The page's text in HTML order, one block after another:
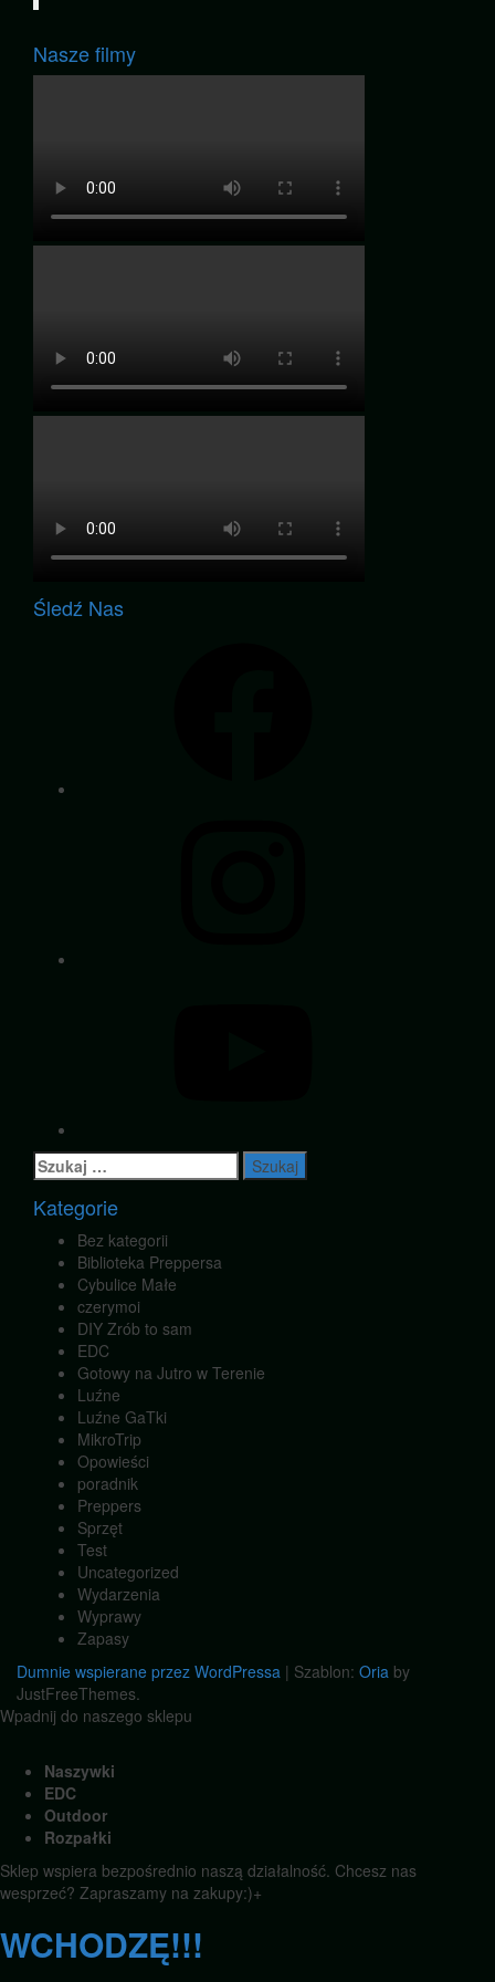
Nasze filmy
Śledź Nas
Szukaj:
Kategorie
Bez kategorii
Biblioteka Preppersa
Cybulice Małe
czerymoi
DIY Zrób to sam
EDC
Gotowy na Jutro w Terenie
Luźne
Luźne GaTki
MikroTrip
Opowieści
poradnik
Preppers
Sprzęt
Test
Uncategorized
Wydarzenia
Wyprawy
Zapasy
Dumnie wspierane przez WordPressa | Szablon: Oria by
JustFreeThemes.
Wpadnij do naszego sklepu
Naszywki
EDC
Outdoor
Rozpałki
Sklep wspiera bezpośrednio naszą działalność. Chcesz nas
wesprzeć? Zapraszamy na zakupy:)+
WCHODZĘ!!!